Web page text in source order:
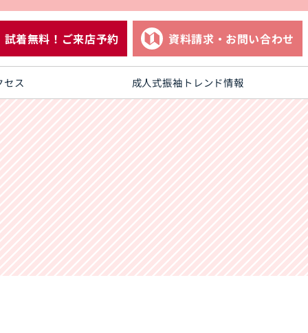
試着無料！ご来店予約 資料請求・お問い合わせ
セス 成人式振袖トレンド情報